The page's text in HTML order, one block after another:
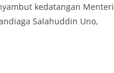
kedatangan Menteri
Salahuddin Uno,